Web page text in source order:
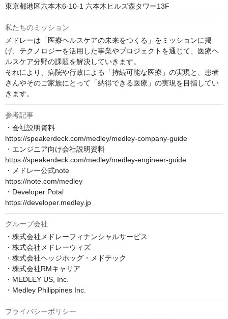
東京都港区六本木6-10-1 六本木ヒルズ森タワー13F
私たちのミッション
メドレーは「医療ヘルスケアの未来をつくる」をミッションに掲
げ、テクノロジーを活用した事業やプロジェクトを通じて、医療ヘ
ルスケア分野の課題を解決していきます。
それにより、病院や行政による「持続可能な医療」の実現と、患者
さんやそのご家族にとって「納得できる医療」の実現を目指してい
きます。
参考記事
・会社説明資料
https://speakerdeck.com/medley/medley-company-guide
・エンジニア向け会社説明資料
https://speakerdeck.com/medley/medley-engineer-guide
・メドレー公式note
https://note.com/medley
・Developer Potal
https://developer.medley.jp
グループ会社
・株式会社メドレーフィナンシャルサービス
・株式会社メドレーウィズ
・株式会社ヘッジホッグ・メドテック
・株式会社RMキャリア
・MEDLEY US, Inc.
・Medley Philippines Inc.
プライバシーポリシー